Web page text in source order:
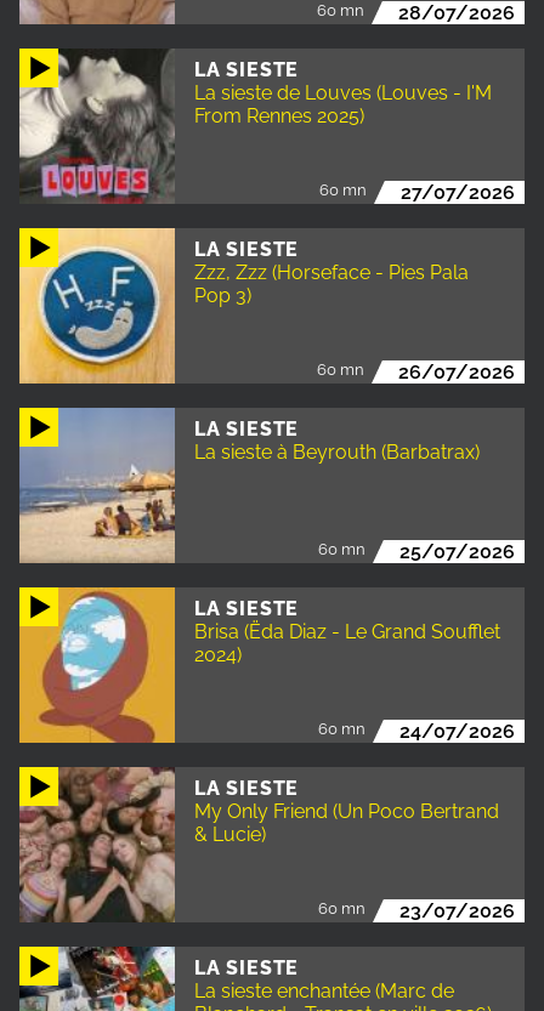
60 mn 28/07/2026
LA SIESTE
La sieste de Louves (Louves - I'M
From Rennes 2025)
60 mn 27/07/2026
LA SIESTE
Zzz, Zzz (Horseface - Pies Pala
Pop 3)
60 mn 26/07/2026
LA SIESTE
La sieste à Beyrouth (Barbatrax)
60 mn 25/07/2026
LA SIESTE
Brisa (Ëda Diaz - Le Grand Soufflet
2024)
60 mn 24/07/2026
LA SIESTE
My Only Friend (Un Poco Bertrand
& Lucie)
60 mn 23/07/2026
LA SIESTE
La sieste enchantée (Marc de